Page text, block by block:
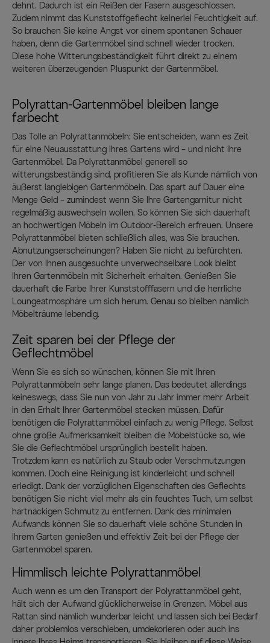
dehnt. Dadurch ist ein Reißen der Fasern ausgeschlossen.
Zudem nimmt das Kunststoffgeflecht keinerlei Feuchtigkeit auf.
So brauchen Sie keine Angst vor einem spontanen Schauer
haben, denn die Gartenmöbel sind schnell wieder trocken.
Diese hohe Witterungsbeständigkeit führt direkt zu einem
weiteren überzeugenden Pluspunkt der Gartenmöbel.
Polyrattan-Gartenmöbel bleiben lange
farbecht
Das Tolle an Polyrattanmöbeln: Sie entscheiden, wann es Zeit
für eine Neuausstattung Ihres Gartens wird – und nicht Ihre
Gartenmöbel. Da Polyrattanmöbel generell so
witterungsbeständig sind, profitieren Sie als Kunde nämlich von
äußerst langlebigen Gartenmöbeln. Das spart auf Dauer eine
Menge Geld – zumindest wenn Sie Ihre Gartengarnitur nicht
regelmäßig auswechseln wollen. So können Sie sich dauerhaft
an hochwertigen Möbeln im Outdoor-Bereich erfreuen. Unsere
Polyrattanmöbel bieten schließlich alles, was Sie brauchen.
Abnutzungserscheinungen? Haben Sie nicht zu befürchten.
Der von Ihnen ausgesuchte unverwechselbare Look bleibt
Ihren Gartenmöbeln mit Sicherheit erhalten. Genießen Sie
dauerhaft die Farbe Ihrer Kunststofffasern und die herrliche
Loungeatmosphäre um sich herum. Genau so bleiben nämlich
Möbelträume lebendig.
Zeit sparen bei der Pflege der
Geflechtmöbel
Wenn Sie es sich so wünschen, können Sie mit Ihren
Polyrattanmöbeln sehr lange planen. Das bedeutet allerdings
keineswegs, dass Sie nun von Jahr zu Jahr immer mehr Arbeit
in den Erhalt Ihrer Gartenmöbel stecken müssen. Dafür
benötigen die Polyrattanmöbel einfach zu wenig Pflege. Selbst
ohne große Aufmerksamkeit bleiben die Möbelstücke so, wie
Sie die Geflechtmöbel ursprünglich bestellt haben.
Trotzdem kann es natürlich zu Staub oder Verschmutzungen
kommen. Doch eine Reinigung ist kinderleicht und schnell
erledigt. Dank der vorzüglichen Eigenschaften des Geflechts
benötigen Sie nicht viel mehr als ein feuchtes Tuch, um selbst
hartnäckigen Schmutz zu entfernen. Dank des minimalen
Aufwands können Sie so dauerhaft viele schöne Stunden in
Ihrem Garten genießen und effektiv Zeit bei der Pflege der
Gartenmöbel sparen.
Himmlisch leichte Polyrattanmöbel
Auch wenn es um den Transport der Polyrattanmöbel geht,
hält sich der Aufwand glücklicherweise in Grenzen. Möbel aus
Rattan sind nämlich wunderbar leicht und lassen sich bei Bedarf
daher problemlos verschieben, umdekorieren oder auch ins